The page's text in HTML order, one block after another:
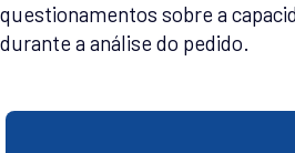
questionamentos sobre a
durante a análise do pedido.